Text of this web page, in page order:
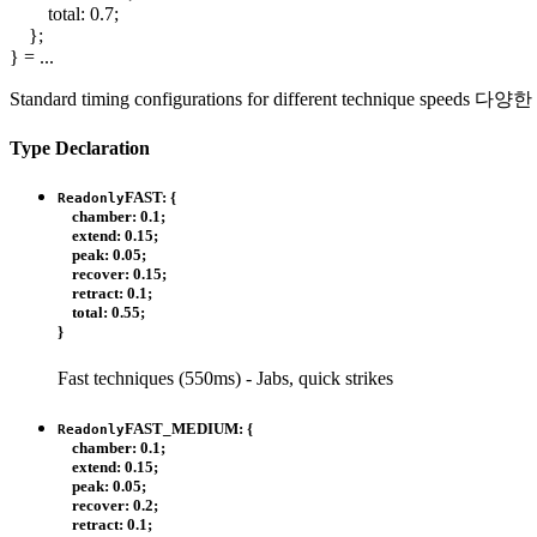
total: 0.7;
};
} = ...
Standard timing configurations for different technique speeds 다
Type Declaration
ReadonlyFAST: {
chamber: 0.1;
extend: 0.15;
peak: 0.05;
recover: 0.15;
retract: 0.1;
total: 0.55;
}
Fast techniques (550ms) - Jabs, quick strikes
ReadonlyFAST_MEDIUM: {
chamber: 0.1 ;
extend: 0.15;
peak: 0.05;
recover: 0.2;
retract: 0.1 ;